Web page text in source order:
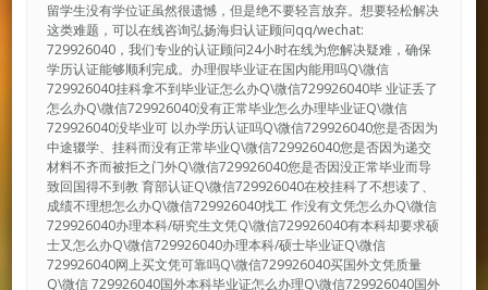
留学生没有学位证虽然很遗憾，但是绝不要轻言放弃。想要轻松解决
这类难题，可以在线咨询弘扬海归认证顾问qq/wechat:
729926040，我们专业的认证顾问24小时在线为您解决疑难，确保
学历认证能够顺利完成。办理假毕业证在国内能用吗Q\微信
729926040挂科拿不到毕业证怎么办Q\微信729926040毕 业证丢了
怎么办Q\微信729926040没有正常毕业怎么办理毕业证Q\微信
729926040没毕业可 以办学历认证吗Q\微信729926040您是否因为
中途辍学、挂科而没有正常毕业Q\微信729926040您是否因为递交
材料不齐而被拒之门外Q\微信729926040您是否因没正常毕业而导
致回国得不到教 育部认证Q\微信729926040在校挂科了不想读了、
成绩不理想怎么办Q\微信729926040找工 作没有文凭怎么办Q\微信
729926040办理本科/研究生文凭Q\微信729926040有本科却要求硕
士又怎么办Q\微信729926040办理本科/硕士毕业证Q\微信
729926040网上买文凭可靠吗Q\微信729926040买国外文凭质量
Q\微信 729926040国外本科毕业证怎么办理Q\微信729926040国外